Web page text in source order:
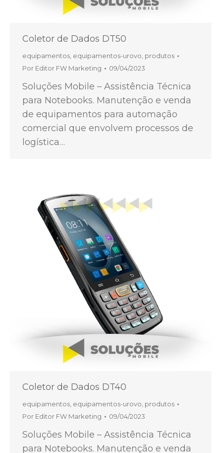
Coletor de Dados DT50
equipamentos equipamentos-urovo produtos
Por Editor FW Marketing 09/04/2023
Soluções Mobile – Assistência Técnica
para Notebooks. Manutenção e venda
de equipamentos para automação
comercial que envolvem processos de
logística…
Coletor de Dados DT40
equipamentos equipamentos-urovo produtos
Por Editor FW Marketing 09/04/2023
Soluções Mobile – Assistência Técnica
para Notebooks. Manutenção e venda